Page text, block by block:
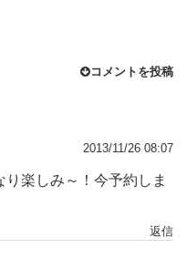
コメントを投稿
2013/11/26 08:07
楽しみ～！今予約しま
返信